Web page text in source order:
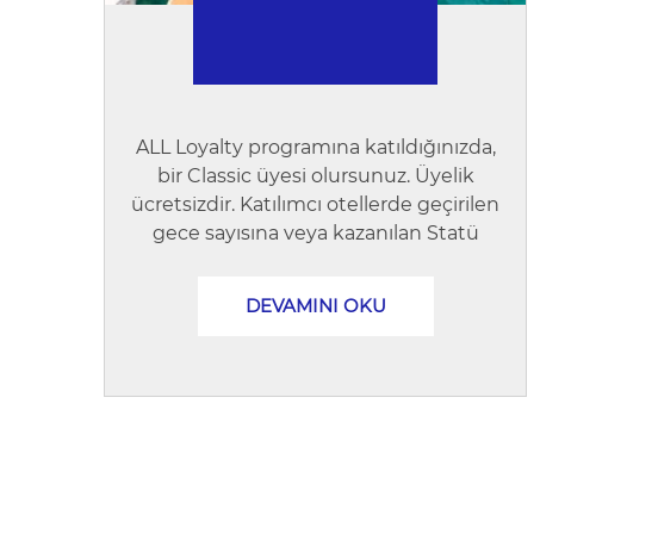
ALL Loyalty programına katıldığınızda,
bir Classic üyesi olursunuz. Üyelik
ücretsizdir. Katılımcı otellerde geçirilen
gece sayısına veya kazanılan Statü
DEVAMINI OKU